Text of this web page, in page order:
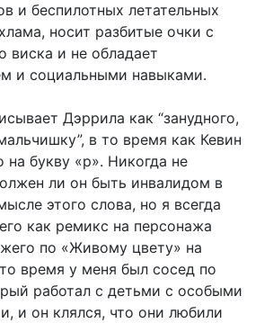
и беспилотных летательных
носит разбитые очки с
виска и не обладает
и социальными навыками.
Дэррила как “занудного,
в то время как Кевин
на букву «р». Никогда не
ли он быть инвалидом в
этого слова, но я всегда
как ремикс на персонажа
по «Живому цвету» на
время у меня был сосед по
работал с детьми с особыми
и он клялся, что они любили